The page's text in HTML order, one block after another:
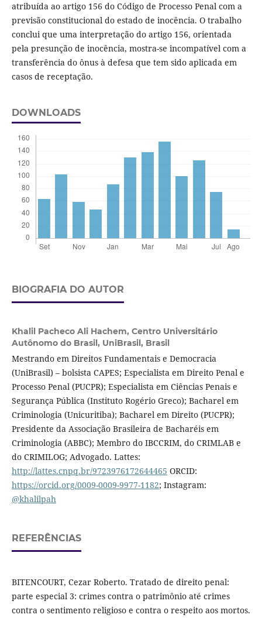
atribuída ao artigo 156 do Código de Processo Penal com a
previsão constitucional do estado de inocência. O trabalho
conclui que uma interpretação do artigo 156, orientada
pela presunção de inocência, mostra-se incompatível com a
transferência do ônus à defesa que tem sido aplicada em
casos de receptação.
DOWNLOADS
BIOGRAFIA DO AUTOR
Khalil Pacheco Ali Hachem, Centro Universitário
Autônomo do Brasil, UniBrasil, Brasil
Mestrando em Direitos Fundamentais e Democracia
(UniBrasil) – bolsista CAPES; Especialista em Direito Penal e
Processo Penal (PUCPR); Especialista em Ciências Penais e
Segurança Pública (Instituto Rogério Greco); Bacharel em
Criminologia (Unicuritiba); Bacharel em Direito (PUCPR);
Presidente da Associação Brasileira de Bacharéis em
Criminologia (ABBC); Membro do IBCCRIM, do CRIMLAB e
do CRIMILOG; Advogado. Lattes:
http://lattes.cnpq.br/9723976172644465 ORCID:
https://orcid.org/0009-0009-9977-1182; Instagram:
@khalilpah
REFERÊNCIAS
BITENCOURT, Cezar Roberto. Tratado de direito penal:
parte especial 3: crimes contra o patrimônio até crimes
contra o sentimento religioso e contra o respeito aos mortos.